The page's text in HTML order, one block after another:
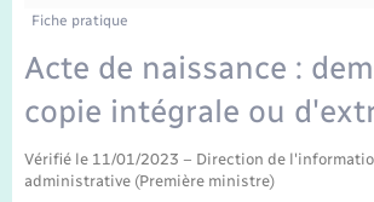
Mariage – PACS
Parrainage civil
Recensement
Fiche pratique
Acte de naissance :
copie intégrale ou
Vérifié le 11/01/2023 – Direction de
administrative (Première ministre)